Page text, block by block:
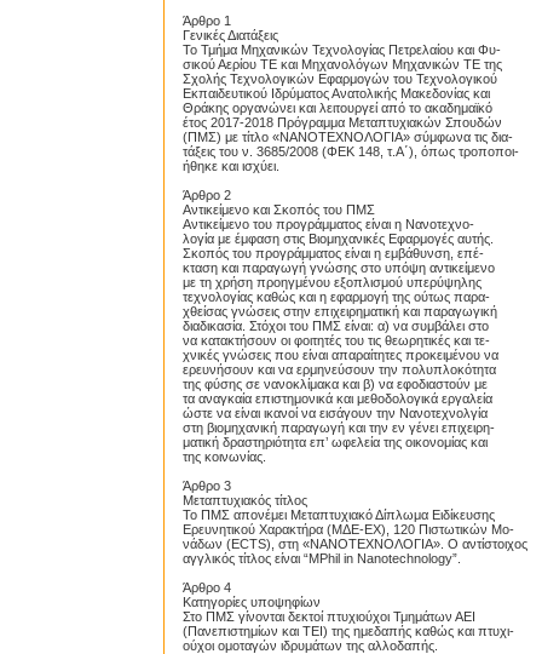
Άρθρο 1
Γενικές Διατάξεις
Το Τμήμα Μηχανικών Τεχνολογίας Πετρελαίου και Φυ-
σικού Αερίου ΤΕ και Μηχανολόγων Μηχανικών ΤΕ της
Σχολής Τεχνολογικών Εφαρμογών του Τεχνολογικού
Εκπαιδευτικού Ιδρύματος Ανατολικής Μακεδονίας και
Θράκης οργανώνει και λειτουργεί από το ακαδημαϊκό
έτος 2017-2018 Πρόγραμμα Μεταπτυχιακών Σπουδών
(ΠΜΣ) με τίτλο «ΝΑΝΟΤΕΧΝΟΛΟΓΙΑ» σύμφωνα τις δια-
τάξεις του ν. 3685/2008 (ΦΕΚ 148, τ.A΄), όπως τροποποι-
ήθηκε και ισχύει.
Άρθρο 2
Αντικείμενο και Σκοπός του ΠΜΣ
Αντικείμενο του προγράμματος είναι η Νανοτεχνο-
λογία με έμφαση στις Βιομηχανικές Εφαρμογές αυτής.
Σκοπός του προγράμματος είναι η εμβάθυνση, επέ-
κταση και παραγωγή γνώσης στο υπόψη αντικείμενο
με τη χρήση προηγμένου εξοπλισμού υπερύψηλης
τεχνολογίας καθώς και η εφαρμογή της ούτως παρα-
χθείσας γνώσεις στην επιχειρηματική και παραγωγική
διαδικασία. Στόχοι του ΠΜΣ είναι: α) να συμβάλει στο
να κατακτήσουν οι φοιτητές του τις θεωρητικές και τε-
χνικές γνώσεις που είναι απαραίτητες προκειμένου να
ερευνήσουν και να ερμηνεύσουν την πολυπλοκότητα
της φύσης σε νανοκλίμακα και β) να εφοδιαστούν με
τα αναγκαία επιστημονικά και μεθοδολογικά εργαλεία
ώστε να είναι ικανοί να εισάγουν την Νανοτεχνολγία
στη βιομηχανική παραγωγή και την εν γένει επιχειρη-
ματική δραστηριότητα επ’ ωφελεία της οικονομίας και
της κοινωνίας.
Άρθρο 3
Μεταπτυχιακός τίτλος
Το ΠΜΣ απονέμει Μεταπτυχιακό Δίπλωμα Ειδίκευσης
Ερευνητικού Χαρακτήρα (ΜΔΕ-ΕΧ), 120 Πιστωτικών Μο-
νάδων (ECTS), στη «ΝΑΝΟΤΕΧΝΟΛΟΓΙΑ». Ο αντίστοιχος
αγγλικός τίτλος είναι “MPhil in Nanotechnology”.
Άρθρο 4
Κατηγορίες υποψηφίων
Στο ΠΜΣ γίνονται δεκτοί πτυχιούχοι Τμημάτων ΑΕΙ
(Πανεπιστημίων και ΤΕΙ) της ημεδαπής καθώς και πτυχι-
ούχοι ομοταγών ιδρυμάτων της αλλοδαπής.